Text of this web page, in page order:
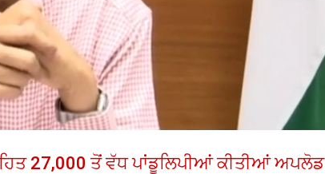
27,000 ਤੋਂ ਵੱਧ ਪਾਂਡੂਲਿਪੀਆਂ ਕੀਤੀਆਂ ਅਪਲੋਡ